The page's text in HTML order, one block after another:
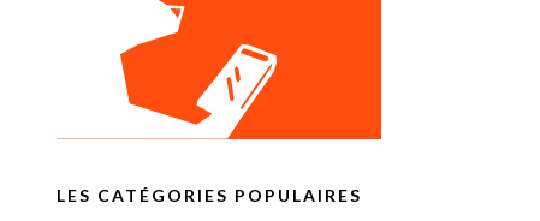
LES CATÉGORIES POPULAIRES